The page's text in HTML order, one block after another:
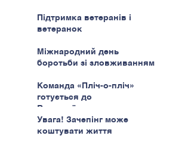
Підтримка ветеранів і
ветеранок
Міжнародний день
боротьби зі зловживанням
Команда «Пліч-о-пліч»
готується до
Всеукраїнського етапу
Увага! Зачепінг може
коштувати життя